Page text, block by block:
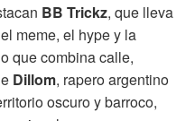
BB Trickz, que lleva
meme, el hype y la
que combina calle,
Dillom, rapero argentino
oscuro y barroco,